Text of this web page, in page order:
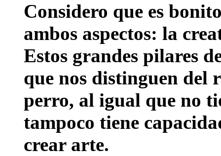
Considero que es
ambos aspectos: la
Estos grandes pilares
que nos distinguen del
perro, al igual que no
tampoco tiene
crear arte.